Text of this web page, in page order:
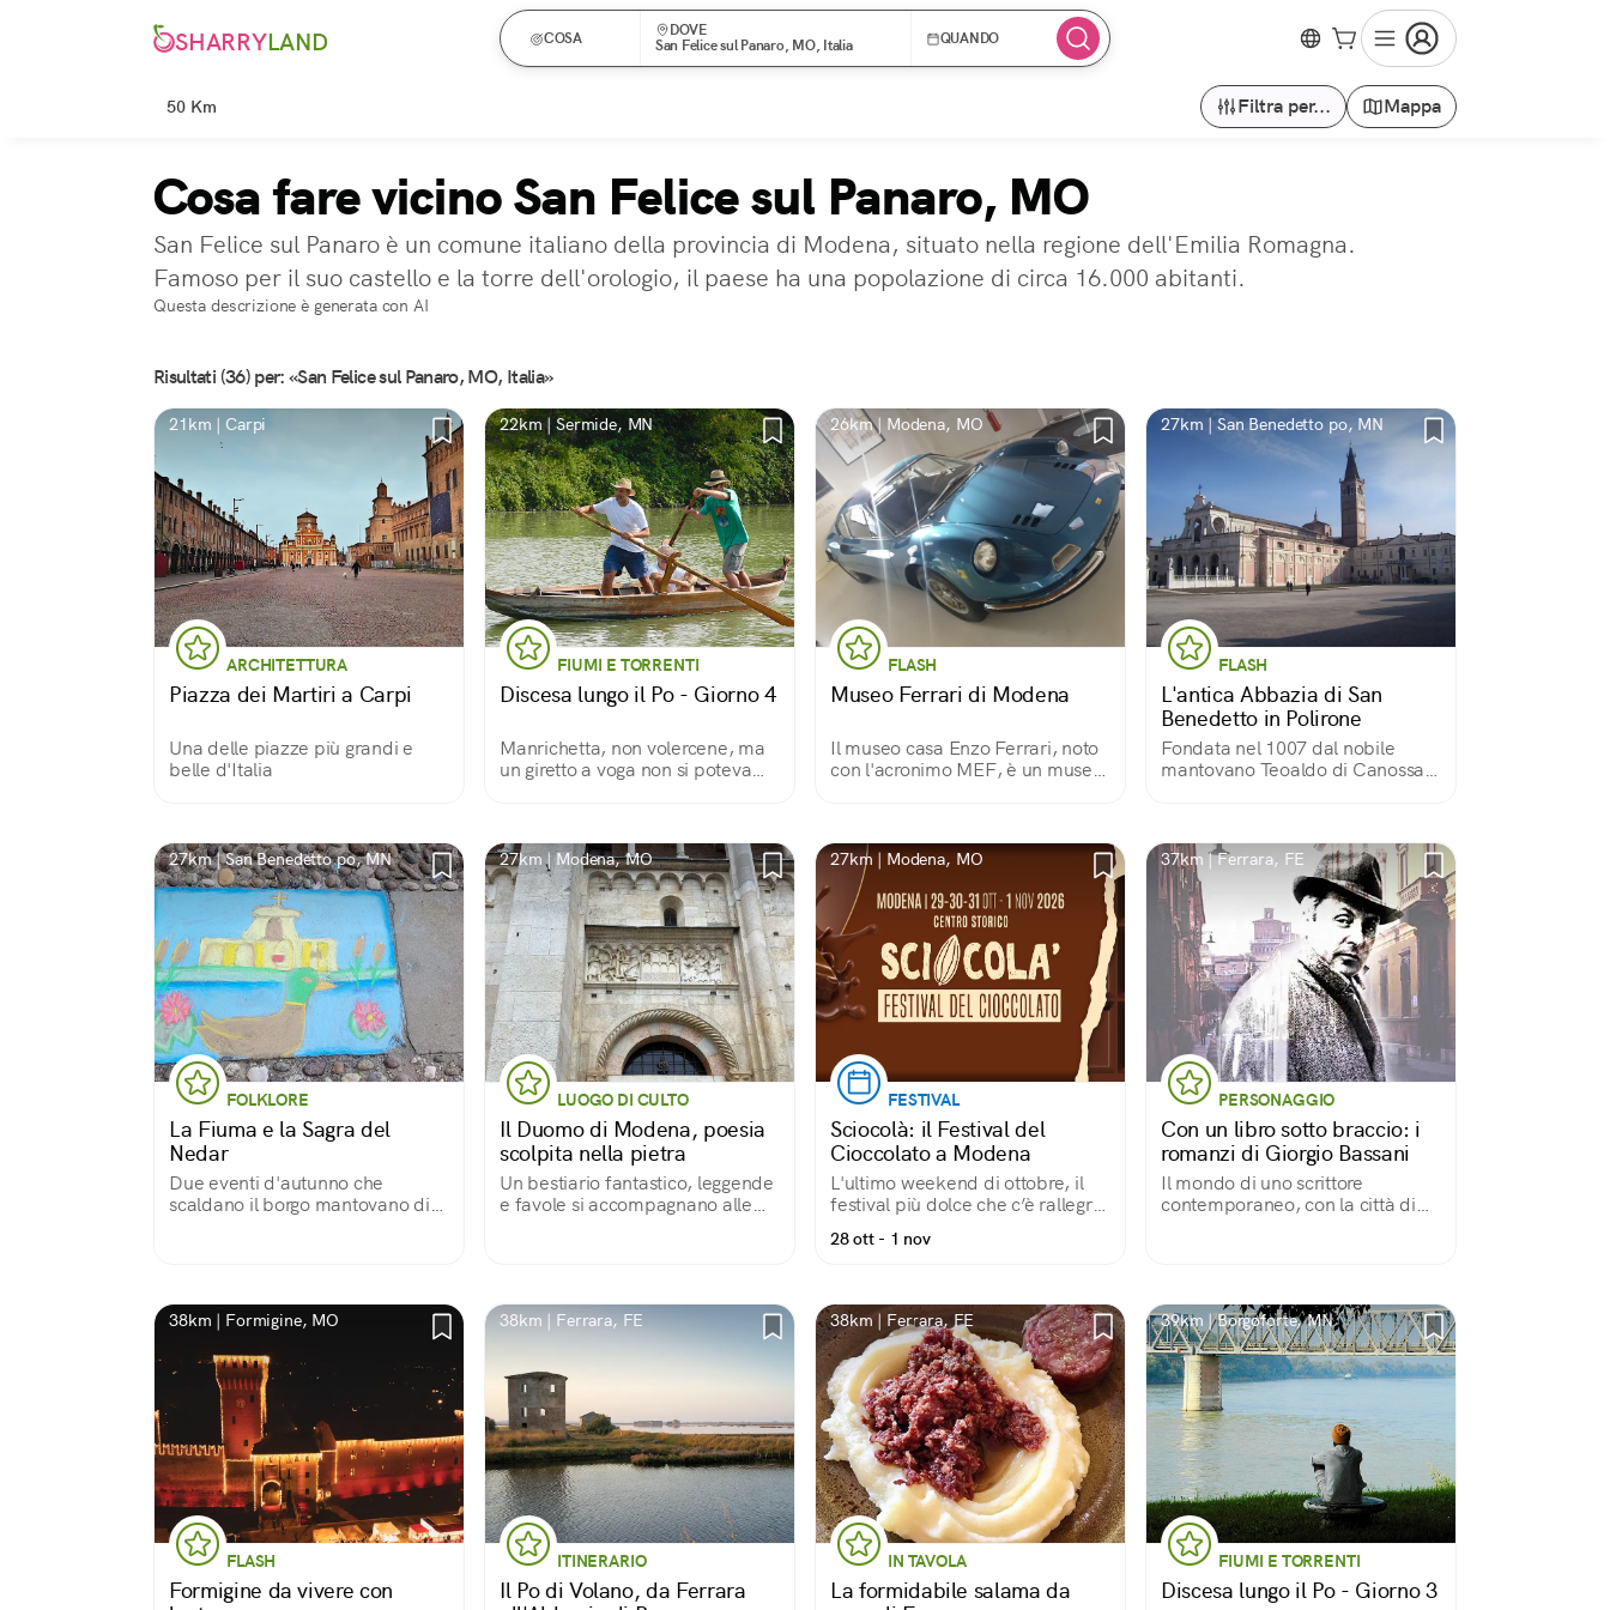
SHARRYLAND COSA
DOVE
San Felice sul Panaro, MO, Italia
QUANDO
50 Km Filtra per... Mappa
Cosa fare vicino San Felice sul Panaro, MO
San Felice sul Panaro è un comune italiano della provincia di Modena, situato nella regione dell'Emilia Romagna.
Famoso per il suo castello e la torre dell'orologio, il paese ha una popolazione di circa 16.000 abitanti.
Questa descrizione è generata con AI
Risultati (36) per: «San Felice sul Panaro, MO, Italia»
21km | Carpi
ARCHITETTURA
Piazza dei Martiri a Carpi
Una delle piazze più grandi e
belle d'Italia
22km | Sermide, MN
FIUMI E TORRENTI
Discesa lungo il Po - Giorno 4
Manrichetta, non volercene, ma
un giretto a voga non si poteva
26km | Modena, MO
FLASH
Museo Ferrari di Modena
Il museo casa Enzo Ferrari, noto
con l'acronimo MEF, è un museo
automobilistica Ferrari.
27km | San Benedetto po, MN
FLASH
L'antica Abbazia di San
Benedetto in Polirone
Fondata nel 1007 dal nobile
mantovano Teoaldo di Canossa,
grandi complessi monastici
d'Italia.
27km | San Benedetto po, MN
FOLKLORE
La Fiuma e la Sagra del
Nedar
Due eventi d'autunno che
scaldano il borgo mantovano di
27km | Modena, MO
LUOGO DI CULTO
Il Duomo di Modena, poesia
scolpita nella pietra
Un bestiario fantastico, leggende
e favole si accompagnano alle
27km | Modena, MO
FESTIVAL
Sciocolà: il Festival del
Cioccolato a Modena
L'ultimo weekend di ottobre, il
festival più dolce che c’è rallegra
Modena!
28 ott - 1 nov
37km | Ferrara, FE
PERSONAGGIO
Con un libro sotto braccio: i
romanzi di Giorgio Bassani
Il mondo di uno scrittore
contemporaneo, con la città di
38km | Formigine, MO
FLASH
Formigine da vivere con
38km | Ferrara, FE
ITINERARIO
Il Po di Volano, da Ferrara
38km | Ferrara, FE
IN TAVOLA
La formidabile salama da
39km | Borgoforte, MN
FIUMI E TORRENTI
Discesa lungo il Po - Giorno 3